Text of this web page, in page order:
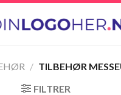
/ TILBEHØR
FILTRER